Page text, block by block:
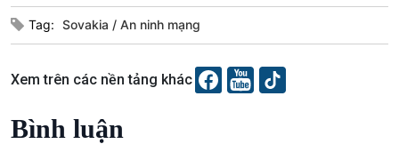
Văn hoá & Du lịch
Tin Văn hoá & Du lịch
Câu chuyện Thể thao
Multimedia
Infographic
Tag: Sovakia An ninh mạng
Xem trên các nền tảng khác
Bình luận